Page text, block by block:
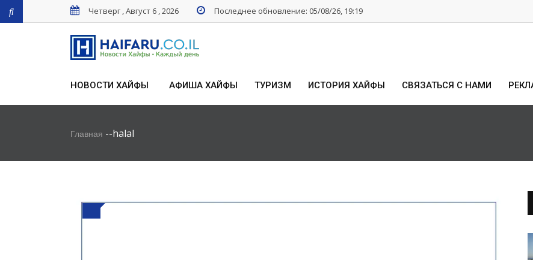
Четверг , Август 6 , 2026 Последнее обновление: 05/08/26, 19:19
НОВОСТИ ХАЙФЫ АФИША ХАЙФЫ ТУРИЗМ ИСТОРИЯ ХАЙФЫ СВЯЗАТЬСЯ С НАМИ
Главная --halal